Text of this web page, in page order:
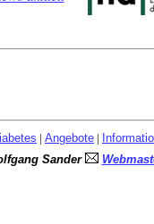
| Angebote |
Sander